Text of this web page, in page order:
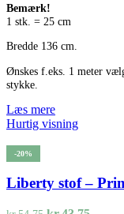
Bemærk!
1 stk. = 25 cm
Bredde 136 cm.
Ønskes f.eks. 1 meter
stykke.
Læs mere
Hurtig visning
-20%
Liberty stof –